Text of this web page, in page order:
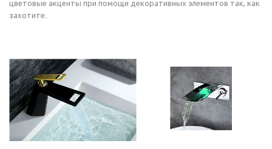
цветовые акценты при помощи декоративных элементов так, как
захотите.